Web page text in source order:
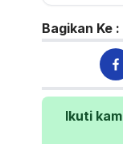
Bagikan Ke :
Ikuti